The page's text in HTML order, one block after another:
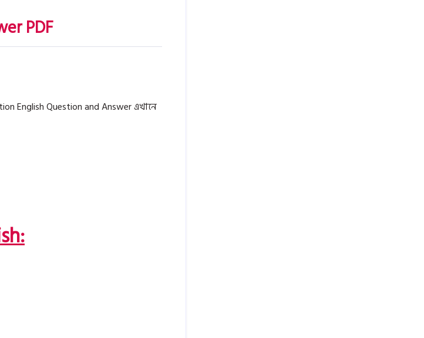
PDF
English Question and Answer এখানে